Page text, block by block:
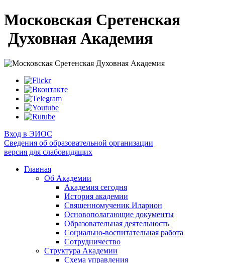
Московская Сретенская
Духовная Академия
Вход в ЭИОС
Сведения об образовательной организации
версия для слабовидящих
Главная
Об Академии
Академия сегодня
История академии
Священномученик Иларион
Основополагающие документы
Образовательная деятельность
Социально-воспитательная работа
Сотрудничество
Структура Академии
Схема управления